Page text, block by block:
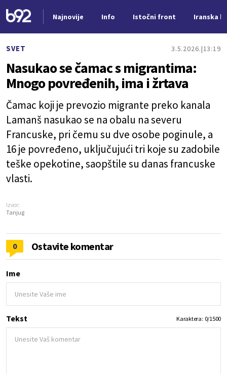
Najnovije Info Istočni front Iranska
SVET 3.5.2026. 13:19
Nasukao se čamac s migrantima:
Mnogo povređenih, ima i žrtava
Čamac koji je prevozio migrante preko kanala
Lamanš nasukao se na obalu na severu
Francuske, pri čemu su dve osobe poginule, a
16 je povređeno, uključujući tri koje su zadobile
teške opekotine, saopštile su danas francuske
vlasti.
Izvor:
Tanjug
0 Ostavite komentar
Ime
Tekst Karaktera: 0/1500